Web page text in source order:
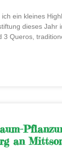
ein kleines
dieses Jahr
3 Queros,
an